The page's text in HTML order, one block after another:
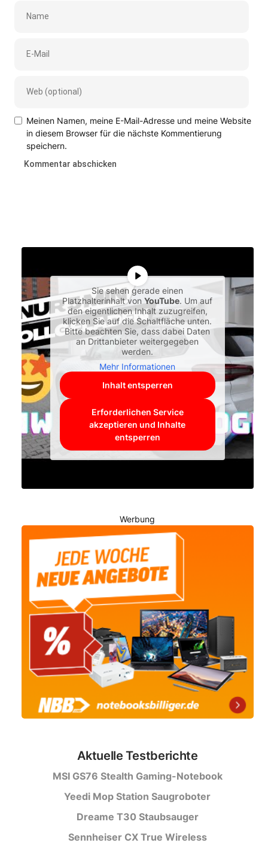
Meinen Namen, meine E-Mail-Adresse und meine Website
in diesem Browser für die nächste Kommentierung
speichern.
Sie sehen gerade einen
Platzhalterinhalt vonYouTube. Um auf
den eigentlichen Inhalt zuzugreifen,
klicken Sie auf die Schaltfläche unten.
Bitte beachten Sie, dass dabei Daten
an Drittanbieter weitergegeben
werden.
Mehr Informationen
Inhalt entsperren
Erforderlichen Service
akzeptieren und Inhalte
entsperren
Werbung
Aktuelle Testberichte
MSI GS76 Stealth Gaming-Notebook
Yeedi Mop Station Saugroboter
Dreame T30 Staubsauger
Sennheiser CX True Wireless